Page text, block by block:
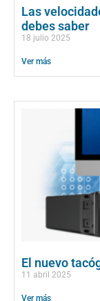
Las
debes saber
18 julio 2025
Ver más
El nuevo
11 abril 2025
Ver más